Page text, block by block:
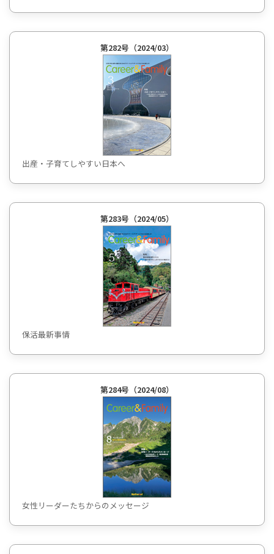
第282号（2024/03）
出産・子育てしやすい日本へ
第283号（2024/05）
保活最新事情
第284号（2024/08）
女性リーダーたちからのメッセージ